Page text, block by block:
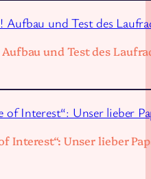
und Test des
Interest“: Unser lieber